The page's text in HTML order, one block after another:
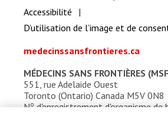
Accessibilité
D’utilisation de l’image et de
medecinssansfrontieres.ca
MÉDECINS SANS FRONTIÈRES
551, rue Adelaide Ouest
Toronto (Ontario) Canada M5V 0N8
Nod'enregistrement d'organisme de